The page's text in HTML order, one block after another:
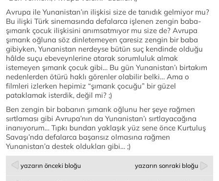
Avrupa ile Yunanistan’ın ilişkisi size de tanıdık gelmiyor mu?
Bu ilişki Türk sinemasında defalarca işlenen zengin baba-
şımarık çocuk ilişkisini anımsatmıyor mu size de? Avrupa
şımarık oğluna söz dinletemeyen çaresiz zengin bir baba
gibiyken, Yunanistan nerdeyse bütün suç kendinde olduğu
hâlde suçu ebeveynlerine atarak sorumluluk almak
istemeyen şımarık çocuk gibi… Bu gün Yunanistan’ı birtakım
nedenlerden ötürü haklı görenler olabilir belki… Ama o
filmleri izlerken hepimiz “şımarık çocuğu” bir güzel
pataklamak isterdik, değil mi? ;)
Ben zengin bir babanın şımarık oğlunu her şeye rağmen
sırtlaması gibi Avrupa’nın da Yunanistan’ı sırtlayacağına
inanıyorum… Tıpkı bundan yaklaşık yüz sene önce Kurtuluş
Savaşı’nda defalarca başarısız olmasına rağmen
Yunanistan’a destek oldukları gibi… ;)
yazarın önceki bloğu yazarın sonraki bloğu